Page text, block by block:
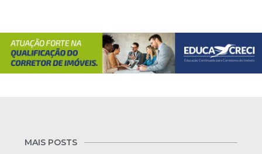
MAIS POSTS